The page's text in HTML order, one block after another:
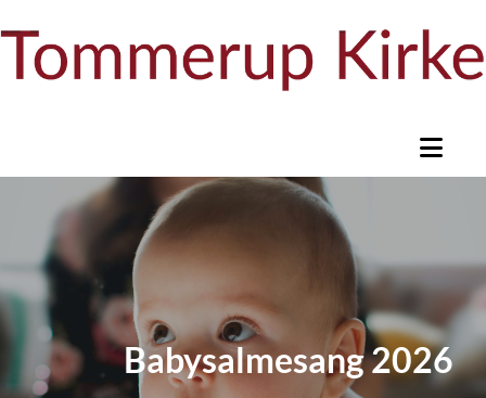
Babysalmesang 2026